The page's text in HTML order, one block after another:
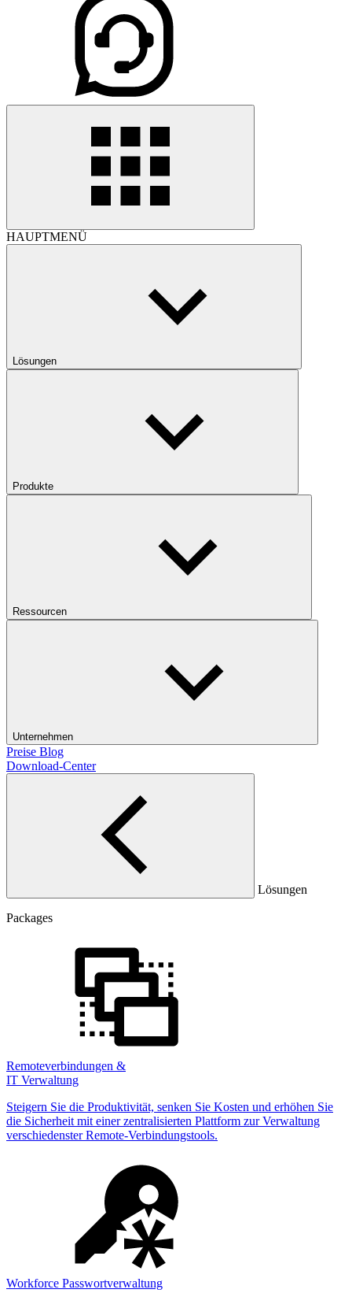
HAUPTMENÜ
Lösungen
Produkte
Ressourcen
Unternehmen
Preise Blog
Download-Center
Lösungen
Packages
Remoteverbindungen &
IT Verwaltung
Steigern Sie die Produktivität, senken Sie Kosten und erhöhen Sie
die Sicherheit mit einer zentralisierten Plattform zur Verwaltung
verschiedenster Remote-Verbindungstools.
Workforce Passwortverwaltung